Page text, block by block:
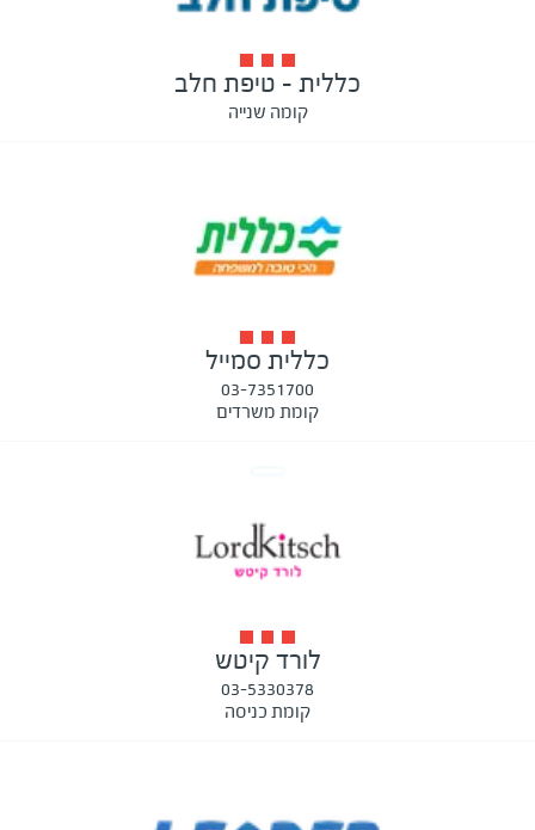
כללית - טיפת חלב
קומה שנייה
כללית סמייל
03-7351700
קומת משרדים
לורד קיטש
03-5330378
קומת כניסה